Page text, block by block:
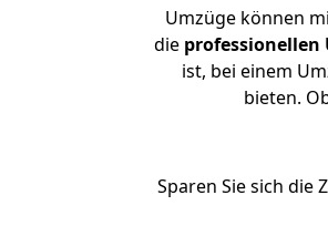
Umzüge können
die professionellen
ist, bei einem
bieten.
Sparen Sie sich die